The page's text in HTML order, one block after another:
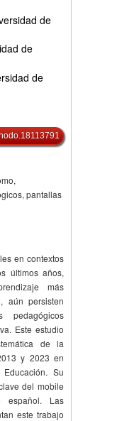
de
de
de
pantallas
en contextos
últimos años,
más
aún persisten
pedagógicos
Este estudio
de la
y 2023 en
Su
del mobile
español. Las
este trabajo